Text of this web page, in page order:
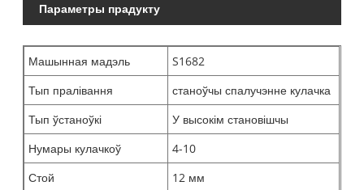
Параметры прадукту
Машынная мадэль
S1682
Тып пралівання
станоўчы спалучэнне кулачка
Тып ўстаноўкі
У высокім становішчы
Нумары кулачкоў
4-10
Стой
12 мм